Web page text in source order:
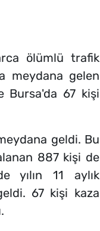
ölümlü trafik
meydana gelen
Bursa'da 67 kişi
geldi. Bu
887 kişi de
yılın 11 aylık
67 kişi kaza